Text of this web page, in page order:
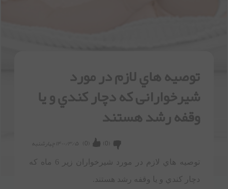
توصيه هاي لازم در مورد
شيرخوارانی که دچار کندي و يا
وقفه رشد هستند
۱۴۰۰/۳/۵ چهارشنبه (
0
) (
0
)
توصيه هاي لازم در مورد شيرخواران زير 6 ماه که
دچار کندي و يا وقفه رشد هستند.